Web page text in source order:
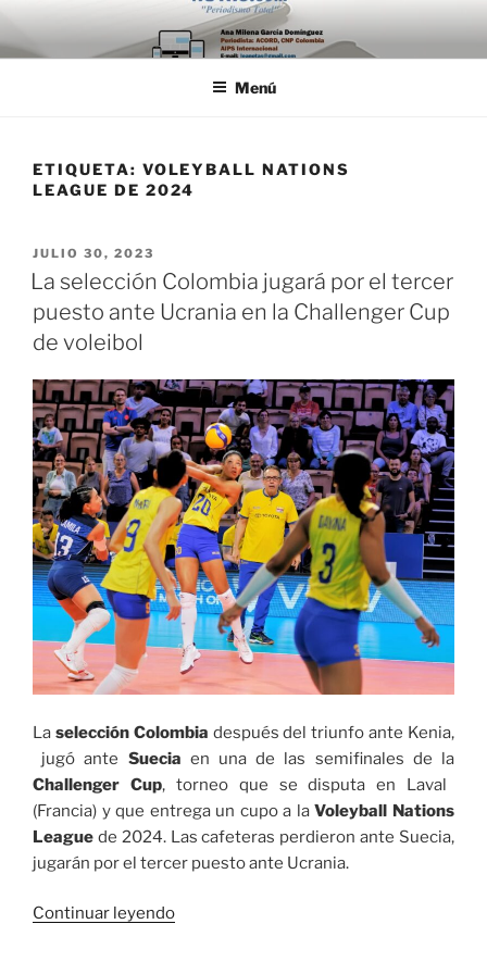
Saltar
al
contenido
Menú
ETIQUETA: VOLEYBALL NATIONS
LEAGUE DE 2024
PUBLICADO
EL
JULIO 30, 2023
La selección Colombia jugará por el tercer
puesto ante Ucrania en la Challenger Cup
de voleibol
La selección Colombia después del triunfo ante Kenia,
jugó ante Suecia en una de las semifinales de la
Challenger Cup, torneo que se disputa en Laval
(Francia) y que entrega un cupo a laVoleyball Nations
League de 2024. Las cafeteras perdieron ante Suecia,
jugarán por el tercer puesto ante Ucrania.
Continuar leyendo«La